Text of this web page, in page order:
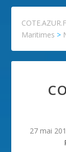
Maritimes >
27 mai